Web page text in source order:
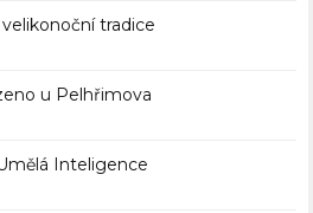
tradice
u Pelhřimova
Inteligence